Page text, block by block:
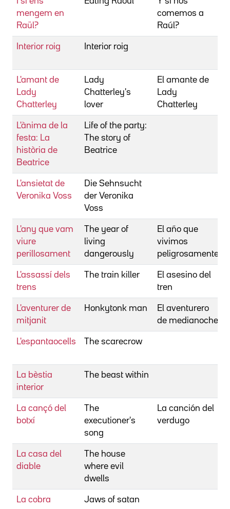
mengem en
Raül?
comemos a
Raúl?
Interior roig Interior roig
L'amant de
Lady
Chatterley
Lady
Chatterley's
lover
El amante de
Lady
Chatterley
L'ànima de la
festa: La
història de
Beatrice
Life of the party:
The story of
Beatrice
L'ansietat de
Veronika Voss
Die Sehnsucht
der Veronika
Voss
L'any que vam
viure
perillosament
The year of
living
dangerously
El año que
vivimos
peligrosamente
L'assassí dels
trens
The train killer
El asesino del
tren
L'aventurer de
mitjanit
Honkytonk man
El aventurero
de medianoche
L'espantaocells The scarecrow
La bèstia
interior
The beast within
La cançó del
botxí
The
executioner's
song
La canción del
verdugo
La casa del
diable
The house
where evil
dwells
La cobra Jaws of satan